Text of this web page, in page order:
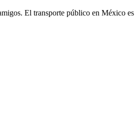
El transporte público en México